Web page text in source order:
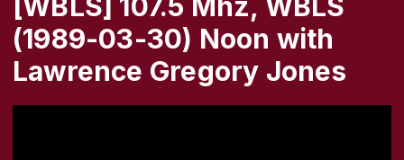
(1989-03-30) Noon with
Lawrence Gregory Jones